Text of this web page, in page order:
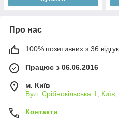
Про нас
100% позитивних з 36
Працює з 06.06.2016
м. Київ
Вул. Срібнокільська 1, Київ,
Контакти